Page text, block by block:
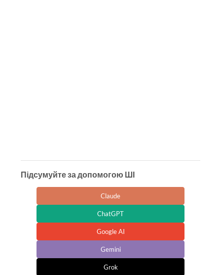
Підсумуйте за допомогою ШІ
Claude
ChatGPT
Google AI
Gemini
Grok